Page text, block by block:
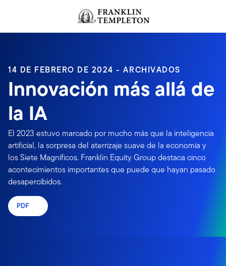
14 DE FEBRERO DE 2024 - ARCHIVADOS
Innovación más allá de
la IA
El 2023 estuvo marcado por mucho más que la inteligencia
artificial, la sorpresa del aterrizaje suave de la economía y
los Siete Magníficos. Franklin Equity Group destaca cinco
acontecimientos importantes que puede que hayan pasado
desapercibidos.
PDF